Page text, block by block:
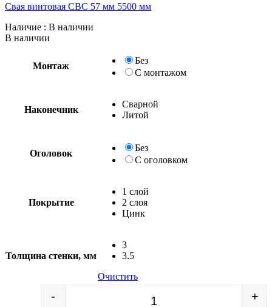
Свая винтовая СВС 57 мм 5500 мм
Наличие : В наличии
В наличии
Монтаж
Без
С монтажом
Наконечник
Сварной
Литой
Оголовок
Без
С оголовком
Покрытие
1 слой
2 слоя
Цинк
Толщина стенки, мм
3
3.5
Очистить
Quantity
- +